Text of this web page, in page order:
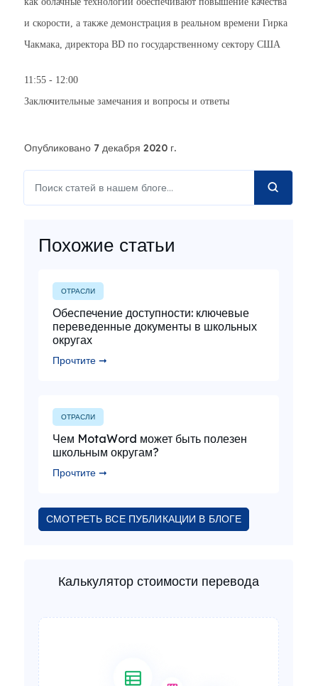
и скорости, а также демонстрация в реальном времени Гирка
Чакмака, директора BD по государственному сектору США
11:55 - 12:00
Заключительные замечания и вопросы и ответы
Опубликовано 7 декабря 2020 г.
Похожие статьи
ОТРАСЛИ
Обеспечение доступности: ключевые
переведенные документы в школьных
округах
Прочтите ➞
ОТРАСЛИ
Чем MotaWord может быть полезен
школьным округам?
Прочтите ➞
СМОТРЕТЬ ВСЕ ПУБЛИКАЦИИ В БЛОГЕ
Калькулятор стоимости перевода